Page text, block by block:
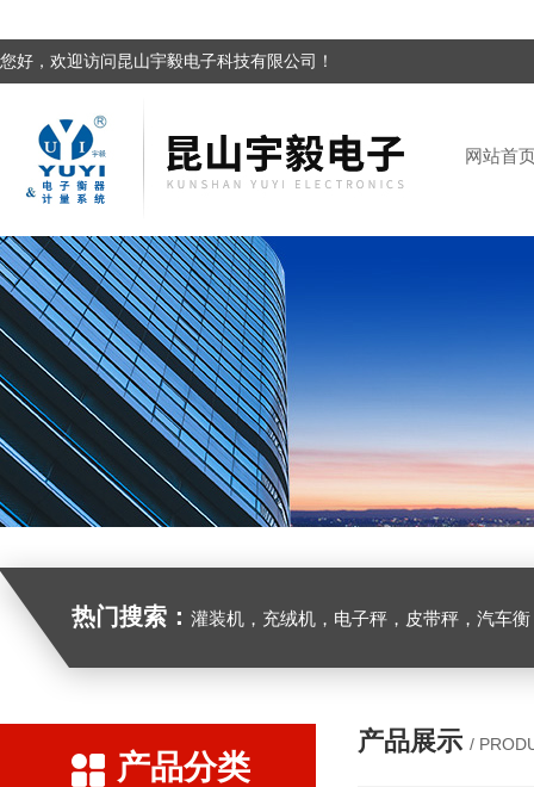
您好，欢迎访问昆山宇毅电子科技有限公司！
网站首
热门搜索： 灌装机，充绒机，电子秤，皮带秤，汽车
产品分类
产品展示 /